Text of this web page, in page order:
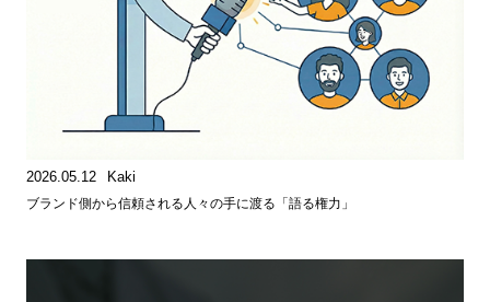
2026.05.12 Kaki
ブランド側から信頼される人々の手に渡る「語る権力」